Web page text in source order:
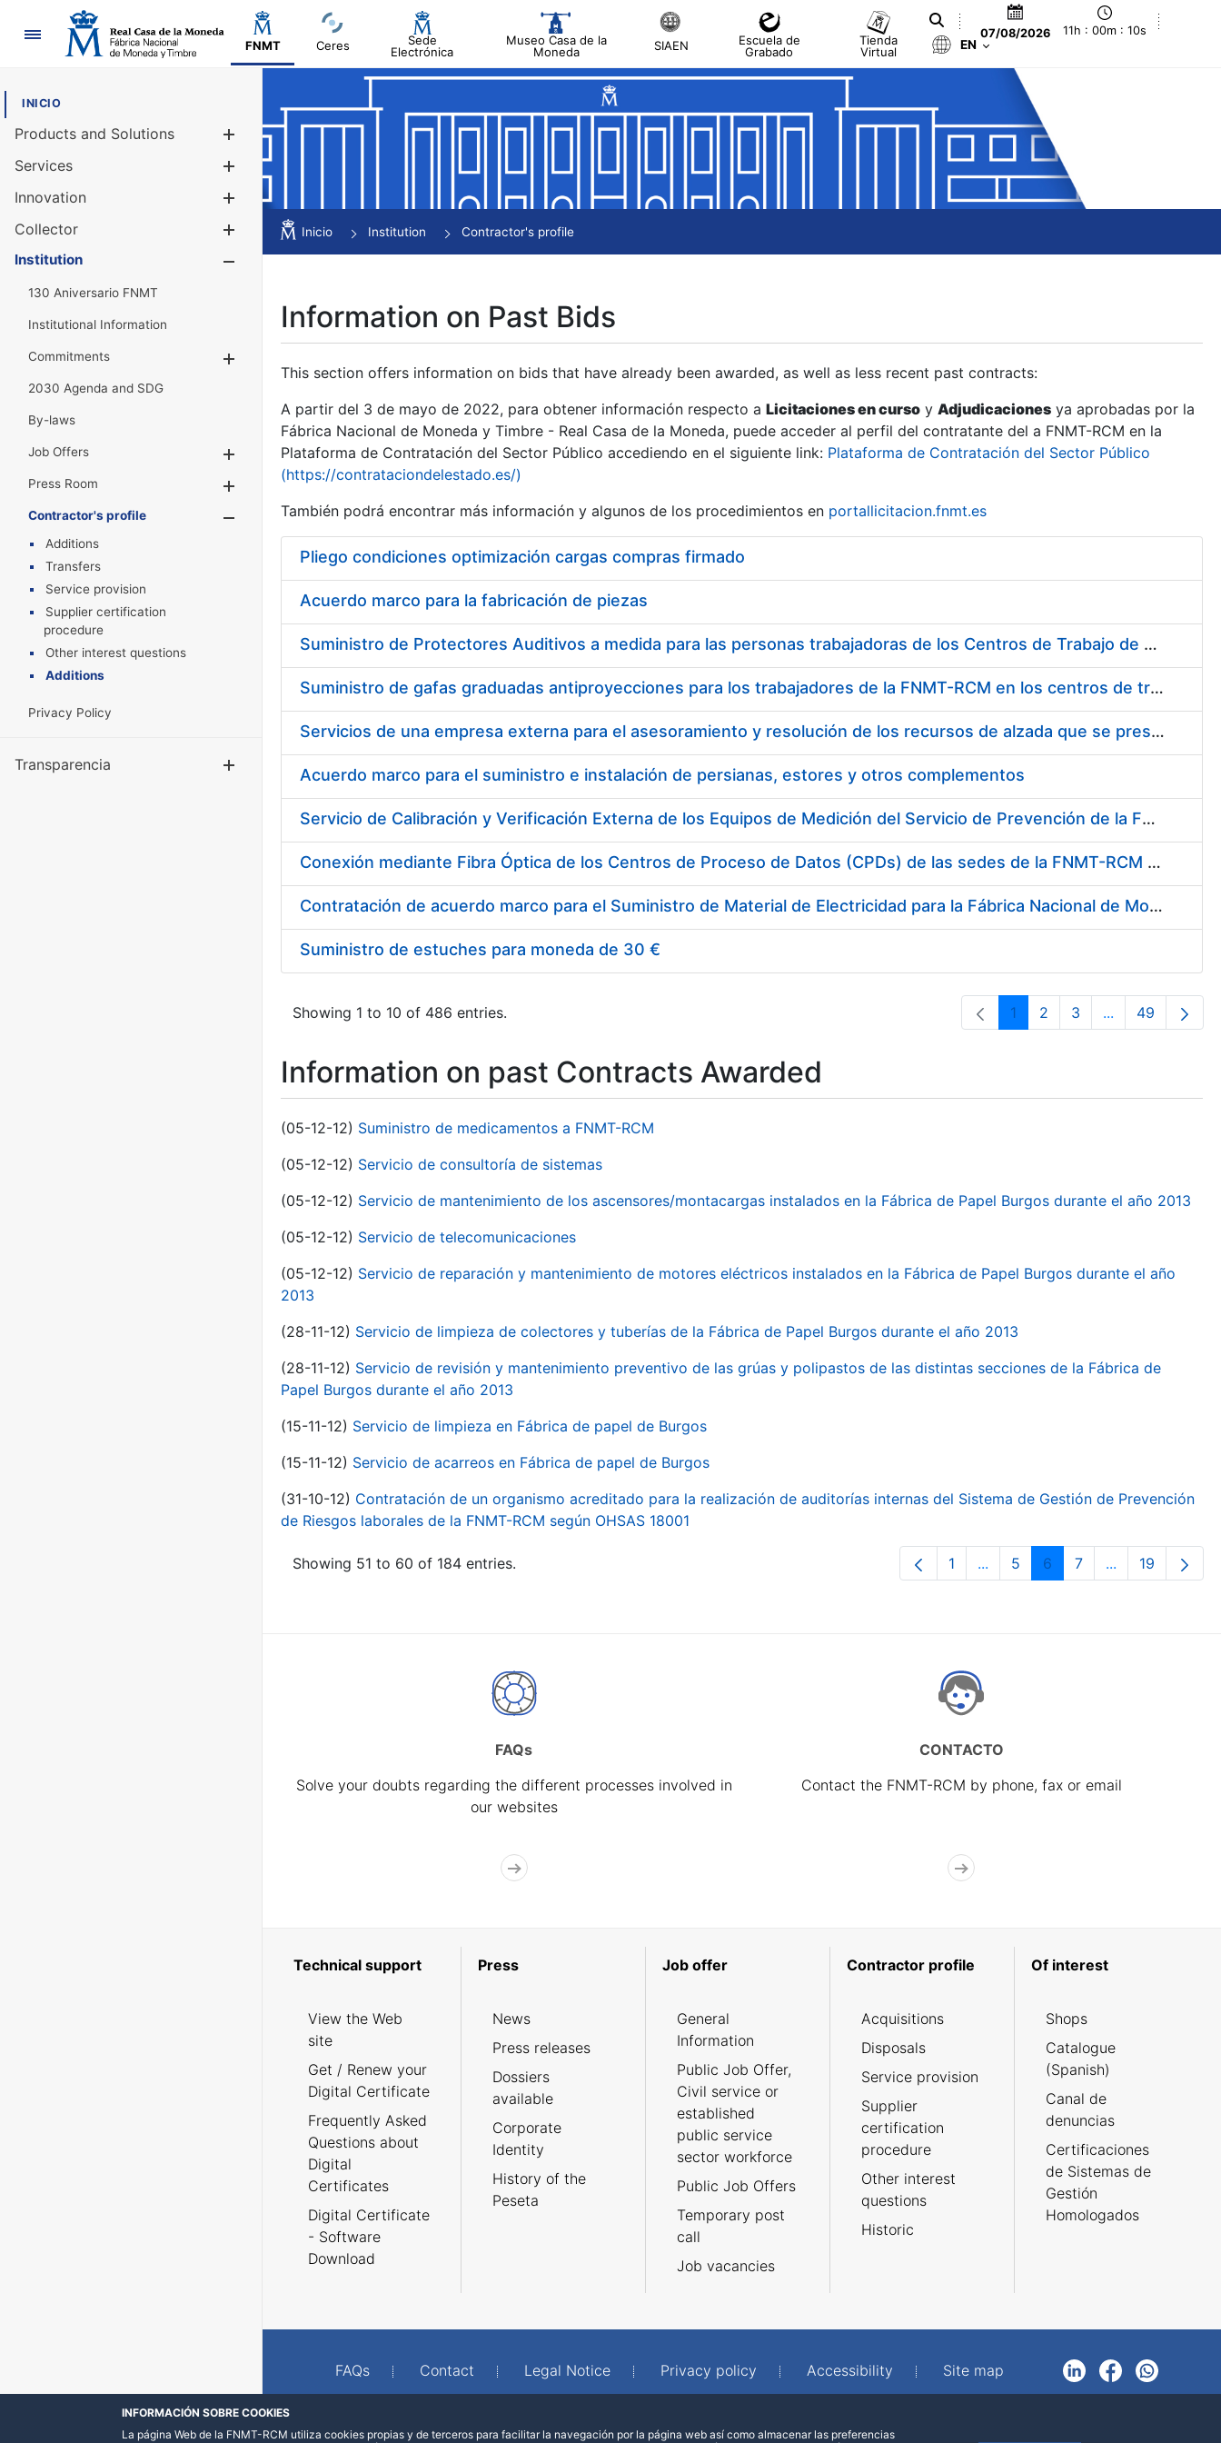
Navigation
FNMT Ceres
Sede
Electrónica
Museo Casa de la
Moneda
SIAEN
Escuela de
Grabado
Tienda
Virtual
07/08/2026 11h : 00m : 11s
EN
INICIO
Products and Solutions
Services
Innovation
Collector
Show/Hide
Institution
130 Aniversario FNMT
Institutional Information
Commitments
2030 Agenda and SDG
By-laws
Job Offers
Show/Hide
Press Room
Show/Hide
Contractor's profile
Show/Hide
Additions
Transfers
Service provision
Supplier certification
procedure
Other interest questions
Additions
Privacy Policy
Transparencia Show/Hide
Inicio Institution Contractor's profile
Information on Past Bids
This section offers information on bids that have already been awarded, as well as less recent past contracts:
A partir del 3 de mayo de 2022, para obtener información respecto a Licitaciones en curso y Adjudicaciones ya aprobadas por la
Fábrica Nacional de Moneda y Timbre - Real Casa de la Moneda, puede acceder al perfil del contratante del a FNMT-RCM en la
Plataforma de Contratación del Sector Público accediendo en el siguiente link: Plataforma de Contratación del Sector Público
(https://contrataciondelestado.es/)
También podrá encontrar más información y algunos de los procedimientos en portallicitacion.fnmt.es
Pliego condiciones optimización cargas compras firmado
Acuerdo marco para la fabricación de piezas
Suministro de Protectores Auditivos a medida para las personas trabajadoras de los Centros de Trabajo de Madrid y Burgos
Suministro de gafas graduadas antiproyecciones para los trabajadores de la FNMT-RCM en los centros de trabajo de Madrid y Burgos
Servicios de una empresa externa para el asesoramiento y resolución de los recursos de alzada que se presentan relacionados con procesos de selección para la FNMT-RCM
Acuerdo marco para el suministro e instalación de persianas, estores y otros complementos
Servicio de Calibración y Verificación Externa de los Equipos de Medición del Servicio de Prevención de la FNMT-RCM
Conexión mediante Fibra Óptica de los Centros de Proceso de Datos (CPDs) de las sedes de la FNMT-RCM de Burgos y Madrid
Contratación de acuerdo marco para el Suministro de Material de Electricidad para la Fábrica Nacional de Moneda y Timbre-Real Casa de la Moneda en su centro de trabajo de Burgos
Suministro de estuches para moneda de 30 €
Showing 1 to 10 of 486 entries. Page
1 Page
2 Page
3 ...Intermediate
Page
49
Information on past Contracts Awarded
(05-12-12) Suministro de medicamentos a FNMT-RCM
(05-12-12) Servicio de consultoría de sistemas
(05-12-12) Servicio de mantenimiento de los ascensores/montacargas instalados en la Fábrica de Papel Burgos durante el año 2013
(05-12-12) Servicio de telecomunicaciones
(05-12-12) Servicio de reparación y mantenimiento de motores eléctricos instalados en la Fábrica de Papel Burgos durante el año
2013
(28-11-12) Servicio de limpieza de colectores y tuberías de la Fábrica de Papel Burgos durante el año 2013
(28-11-12) Servicio de revisión y mantenimiento preventivo de las grúas y polipastos de las distintas secciones de la Fábrica de
Papel Burgos durante el año 2013
(15-11-12) Servicio de limpieza en Fábrica de papel de Burgos
(15-11-12) Servicio de acarreos en Fábrica de papel de Burgos
(31-10-12) Contratación de un organismo acreditado para la realización de auditorías internas del Sistema de Gestión de Prevención
de Riesgos laborales de la FNMT-RCM según OHSAS 18001
Showing 51 to 60 of 184 entries. Page
1 ...Intermediate Pages Use TAB to
Page
5 Page
6 Page
7 ...Intermediate
Page
19
FAQs
Solve your doubts regarding the different processes involved in
our websites
CONTACTO
Contact the FNMT-RCM by phone, fax or email
Technical support
View the Web
site
Get / Renew your
Digital Certificate
Frequently Asked
Questions about
Digital
Certificates
Digital Certificate
- Software
Download
Press
News
Press releases
Dossiers
available
Corporate
Identity
History of the
Peseta
Job offer
General
Information
Public Job Offer,
Civil service or
established
public service
sector workforce
Public Job Offers
Temporary post
call
Job vacancies
Contractor profile
Acquisitions
Disposals
Service provision
Supplier
certification
procedure
Other interest
questions
Historic
Of interest
Shops
Catalogue
(Spanish)
Canal de
denuncias
Certificaciones
de Sistemas de
Gestión
Homologados
FAQs Contact Legal Notice Privacy policy Accessibility Site map
LinkedInFacebookWhatsApp
INFORMACIÓN SOBRE COOKIES
La página Web de la FNMT-RCM utiliza cookies propias y de terceros para facilitar la navegación por la página web así como almacenar las preferencias